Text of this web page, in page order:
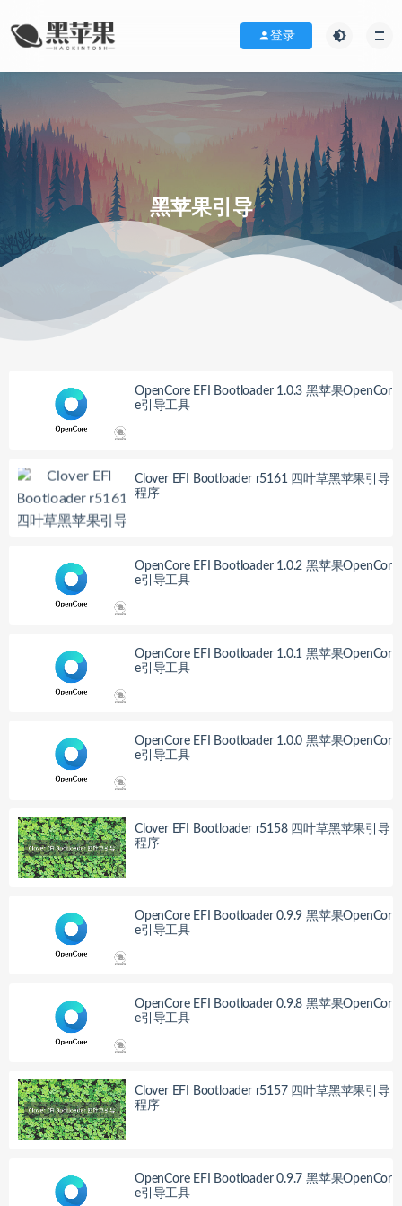
登录
黑苹果引导
OpenCore EFI Bootloader 1.0.3 黑苹果OpenCor
e引导工具
Clover EFI Bootloader r5161 四叶草黑苹果引导
程序
OpenCore EFI Bootloader 1.0.2 黑苹果OpenCor
e引导工具
OpenCore EFI Bootloader 1.0.1 黑苹果OpenCor
e引导工具
OpenCore EFI Bootloader 1.0.0 黑苹果OpenCor
e引导工具
Clover EFI Bootloader r5158 四叶草黑苹果引导
程序
OpenCore EFI Bootloader 0.9.9 黑苹果OpenCor
e引导工具
OpenCore EFI Bootloader 0.9.8 黑苹果OpenCor
e引导工具
Clover EFI Bootloader r5157 四叶草黑苹果引导
程序
OpenCore EFI Bootloader 0.9.7 黑苹果OpenCor
e引导工具